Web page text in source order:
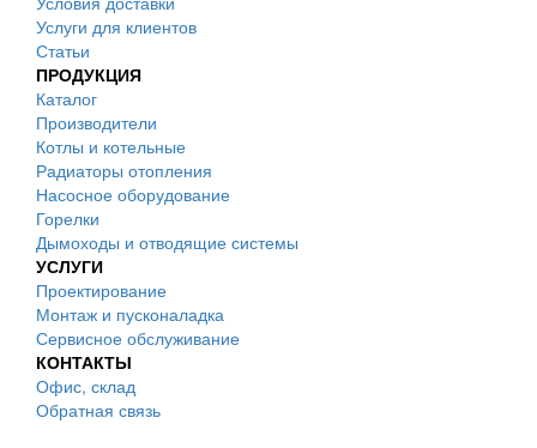
Услуги для клиентов
Статьи
ПРОДУКЦИЯ
Каталог
Производители
Котлы и котельные
Радиаторы отопления
Насосное оборудование
Горелки
Дымоходы и отводящие системы
УСЛУГИ
Проектирование
Монтаж и пусконаладка
Сервисное обслуживание
КОНТАКТЫ
Офис, склад
Обратная связь